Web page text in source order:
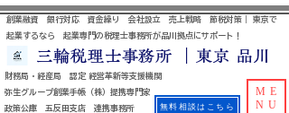
財務局・経産局 認定 経営革新等支援機関
​ 弥生グループ創業手帳（株）提携専門家
政策公庫 五反田支店 連携事務所
創業融資 銀行対応 資金繰り 会社設立 売上戦略 節税対策｜ 東京で
起業するなら 起業専門の税理士事務所が品川拠点にサポート！
三輪税理士事務所 ｜東京 品川
無料相談はこちら
ME
NU